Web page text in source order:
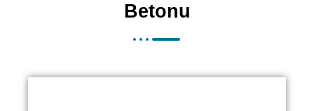
Betonu